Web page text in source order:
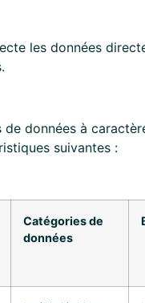
les données
de données à
suivantes :
Catégories de
données